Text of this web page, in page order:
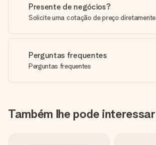
Presente de negócios?
Solicite uma cotação de preço diretamente
Perguntas frequentes
Perguntas frequentes
Também lhe pode interessar